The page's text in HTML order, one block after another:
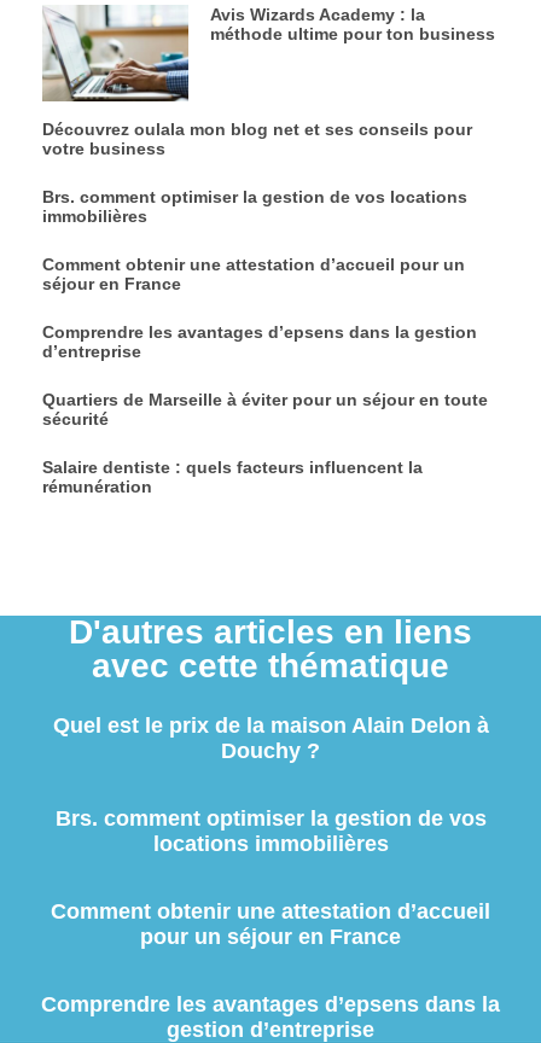
Avis Wizards Academy : la
méthode ultime pour ton business
Découvrez oulala mon blog net et ses conseils pour
votre business
Brs. comment optimiser la gestion de vos locations
immobilières
Comment obtenir une attestation d’accueil pour un
séjour en France
Comprendre les avantages d’epsens dans la gestion
d’entreprise
Quartiers de Marseille à éviter pour un séjour en toute
sécurité
Salaire dentiste : quels facteurs influencent la
rémunération
D'autres articles en liens
avec cette thématique
Quel est le prix de la maison Alain Delon à
Douchy ?
Brs. comment optimiser la gestion de vos
locations immobilières
Comment obtenir une attestation d’accueil
pour un séjour en France
Comprendre les avantages d’epsens dans la
gestion d’entreprise